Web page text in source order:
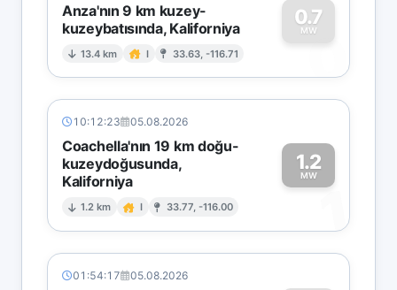
Anza'nın 9 km kuzey-
kuzeybatısında, Kaliforniya
13.4 km I 33.63, -116.71
0.7
MW
0
10:12:23 05.08.2026
Coachella'nın 19 km doğu-
kuzeydoğusunda,
Kaliforniya
1.2 km I 33.77, -116.00
1.2
MW
1
01:54:17 05.08.2026